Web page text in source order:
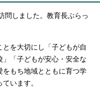
しました。教育長ぶらっ
を大切にし「子どもが自
「子どもが安心・安全な
もち地域とともに育つ学
います。